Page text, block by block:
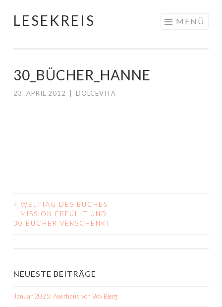
Springe
LESEKREIS MENÜ
30_BÜCHER_HANNE
23. APRIL 2012 DOLCEVITA
BEITRAGS-
NAVIGATION
< WELTTAG DES BUCHES
– MISSION ERFÜLLT UND
30 BÜCHER VERSCHENKT
NEUESTE BEITRÄGE
Januar 2025: Auerhaus von Bov Bjerg